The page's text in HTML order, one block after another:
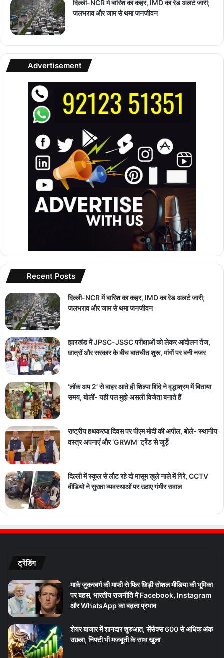
दिल्ली-NCR में बारिश का कहर, IMD का रेड अलर्ट जारी;
जलभराव और जाम से थमा जनजीवन
Advertisement
Recent Posts
दिल्ली-NCR में बारिश का कहर, IMD का रेड अलर्ट जारी;
जलभराव और जाम से थमा जनजीवन
झारखंड में JPSC-JSSC परीक्षाओं को लेकर आंदोलन तेज,
छात्रों और सरकार के बीच बातचीत शुरू, मांगों पर बनी नजर
‘लॉक अप 2’ से बाहर आते ही शिल्पा शिंदे ने वृद्धाश्रम में बिताया
समय, बोलीं- यही पल मुझे असली विजेता बनाते हैं
राष्ट्रीय हथकरघा दिवस पर पीएम मोदी की अपील, बोले- स्थानीय
वस्त्र अपनाएं और ‘GRWM’ ट्रेंड से जुड़ें
दिल्ली में स्कूल से लौट रहे दो मासूम खुले नाले में गिरे, CCTV
वीडियो ने सुरक्षा व्यवस्थाओं पर उठाए गंभीर सवाल
ट्रेंडिंग
मार्क जुकरबर्ग की माफी से फिर छिड़ी सोशल मीडिया की भूमिका
पर बहस, भारतीय राजनीति में Facebook, Instagram
और WhatsApp का बढ़ता प्रभाव
शेयर बाजार में शानदार शुरुआत, सेंसेक्स 600 से अधिक अंक
उछला, निफ्टी भी मजबूती के साथ खुला